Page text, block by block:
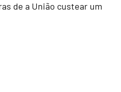
de a União custear um